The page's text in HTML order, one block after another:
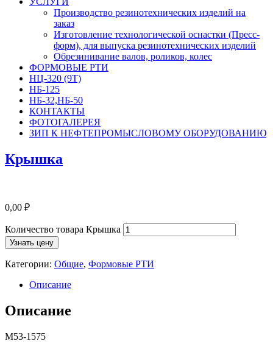
Производство резинотехнических изделий на
заказ
Изготовление технологической оснастки (Пресс-
форм), для выпуска резинотехнических изделий
Обрезинивание валов, роликов, колес
ФОРМОВЫЕ РТИ
НЦ-320 (9Т)
НБ-125
НБ-32,НБ-50
КОНТАКТЫ
ФОТОГАЛЕРЕЯ
ЗИП К НЕФТЕПРОМЫСЛОВОМУ ОБОРУДОВАНИЮ
Крышка
0,00 ₽
Количество товара Крышка
Узнать цену
Категории: Общие, Формовые РТИ
Описание
Описание
М53-1575